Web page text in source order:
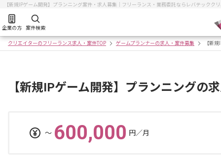
【新規IPゲーム開発】プランニング案件・求人募集｜フリーランス・業務委託ならレバテックク
企業の方 案件検索
クリエイターのフリーランス求人・案件TOP ゲームプランナーの求人・案件募集 【新
【新規IPゲーム開発】プランニングの
〜 600,000 円／月